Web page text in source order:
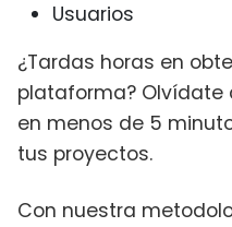
Usuarios
¿Tardas horas en
plataforma? Olvídate
en menos de 5
tus proyectos.
Con nuestra